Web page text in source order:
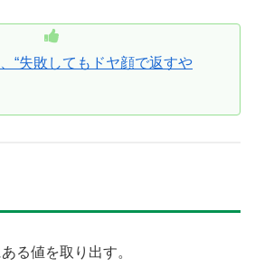
“失敗してもドヤ顔で返すや
る値を取り出す。